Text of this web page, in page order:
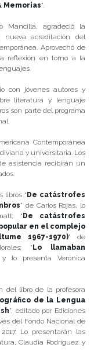
Memorias”.
Mancilla, agradeció la
acreditación del
Aprovechó de
reflexión en torno a la
con jóvenes autores y
literatura y lenguaje
son parte del programa
Contemporánea
y universitaria. Los
asistencia recibirán un
libros “ De catástrofes
” de Carlos Rojas, lo
“ De catástrofes
en el complejo
1967-1970)” de
“ Lo llamaban
lo presenta Verónica
del libro de la profesora
de la Lengua
”, editado por Ediciones
del Fondo Nacional de
Lo presentarán las
Claudia Rodríguez y